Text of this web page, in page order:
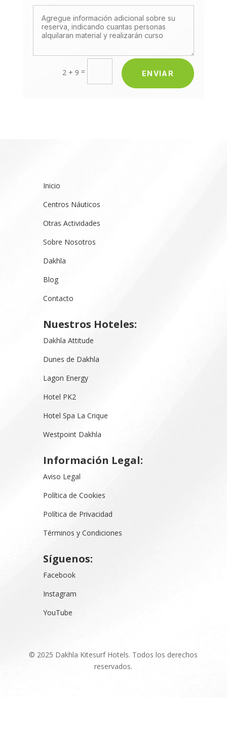
2 + 9 = ENVIAR
Inicio
Centros Náuticos
Otras Actividades
Sobre Nosotros
Dakhla
Blog
Contacto
Nuestros Hoteles:
Dakhla Attitude
Dunes de Dakhla
Lagon Energy
Hotel PK2
Hotel Spa La Crique
Westpoint Dakhla
Información Legal:
Aviso Legal
Política de Cookies
Política de Privacidad
Términos y Condiciones
Síguenos:
Facebook
Instagram
YouTube
© 2025 Dakhla Kitesurf Hotels. Todos los derechos
reservados.